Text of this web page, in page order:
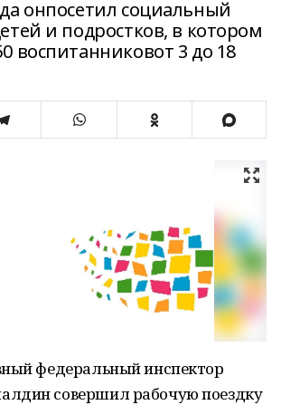
онпосетил социальный
и подростков, в котором
воспитанниковот 3 до 18
федеральный инспектор
совершил рабочую поездку